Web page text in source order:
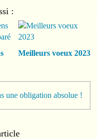
:
Meilleurs voeux 2023
une obligation absolue !